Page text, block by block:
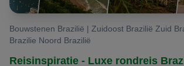
Bouwstenen Brazilië | Zuidoost Brazilië Zuid
Brazilie Noord Brazilië
Reisinspiratie - Luxe rondreis